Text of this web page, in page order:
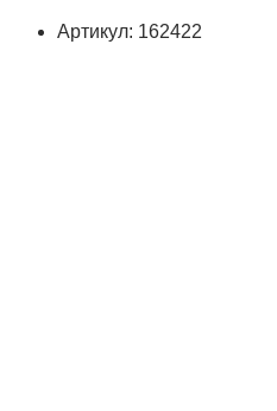
Артикул: 162422